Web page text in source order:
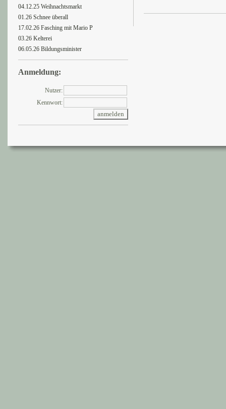
04.12.25 Weihnachtsmarkt
01.26 Schnee überall
17.02.26 Fasching mit Mario P
03.26 Kelterei
06.05.26 Bildungsminister
Anmeldung:
Nutzer:
Kennwort: